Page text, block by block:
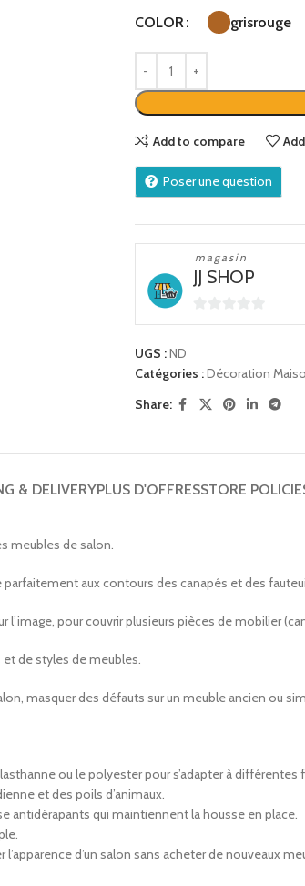
COLOR grisrouge
Add to compare
Poser une question
magasin
JJ SHOP
0
UGS :ND
Catégories :Décoration
Share:
& DELIVERYPLUS D'OFFRESSTORE
meubles de salon.
parfaitement aux contours des canapés et des
pour couvrir plusieurs pièces de mobilier
et de styles de meubles.
masquer des défauts sur un meuble ancien ou
ou le polyester pour s’adapter à différentes
et des poils d’animaux.
antidérapants qui maintiennent la housse en place.
d’un salon sans acheter de nouveaux